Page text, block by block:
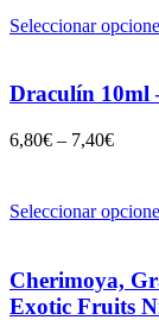
Seleccionar
Draculín 10ml
6,80€ – 7,40€
Seleccionar
Cherimoya,
Exotic Fruits